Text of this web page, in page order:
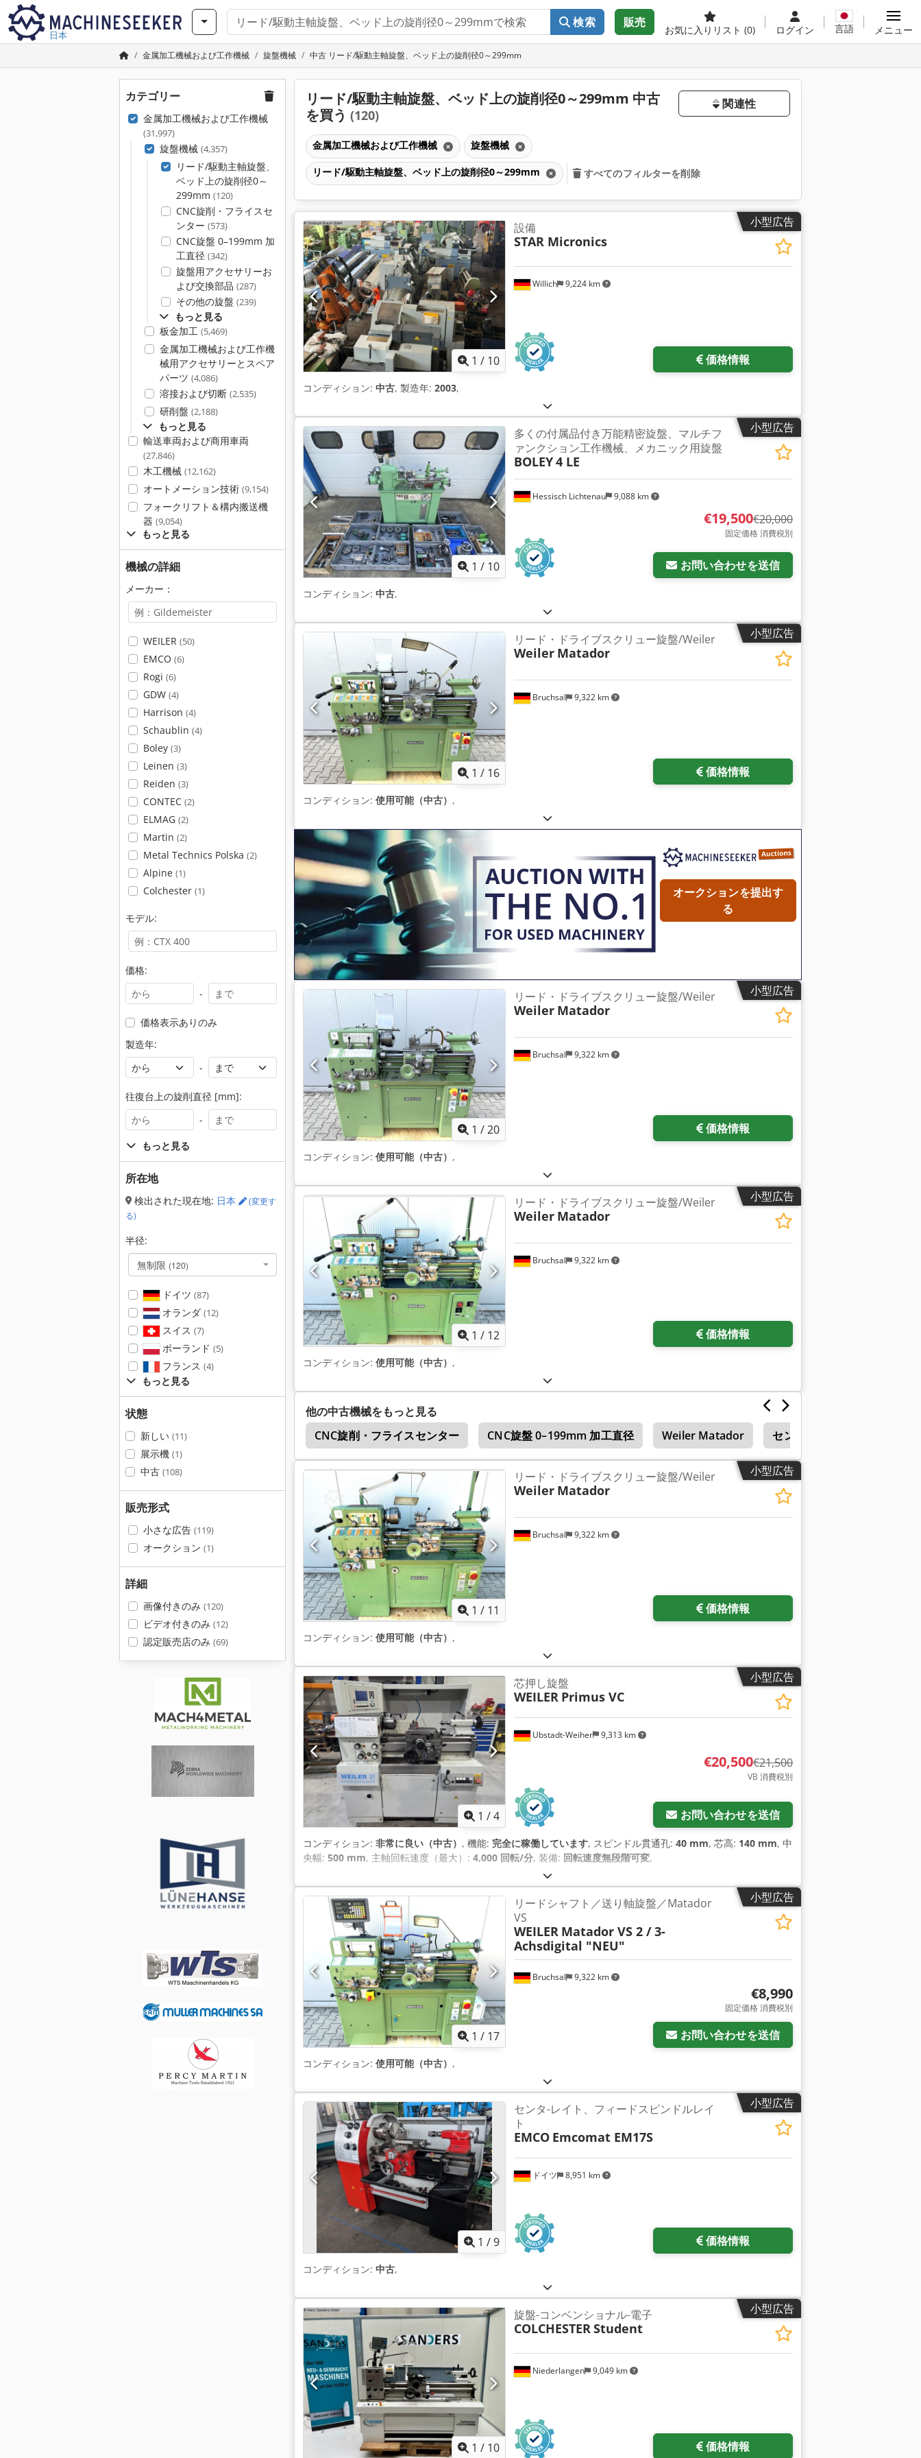
日本
検索 販売
お気に入りリスト (0) ログイン 言語 メニュー
金属加工機械および工作機械 旋盤機械 中古 リード/駆動主軸旋盤、ベッド上の旋削径0～299mm
カテゴリー
金属加工機械および工作機械
(31,997)
旋盤機械 (4,357)
リード/駆動主軸旋盤、
ベッド上の旋削径0～
299mm (120)
CNC旋削・フライスセ
ンター (573)
CNC旋盤 0–199mm 加
工直径 (342)
旋盤用アクセサリーお
よび交換部品 (287)
その他の旋盤 (239)
もっと見る
板金加工 (5,469)
金属加工機械および工作機
械用アクセサリーとスペア
パーツ (4,086)
溶接および切断 (2,535)
研削盤 (2,188)
もっと見る
輸送車両および商用車両
(27,846)
木工機械 (12,162)
オートメーション技術 (9,154)
フォークリフト＆構内搬送機
器 (9,054)
もっと見る
機械の詳細
メーカー：
WEILER (50)
EMCO (6)
Rogi (6)
GDW (4)
Harrison (4)
Schaublin (4)
Boley (3)
Leinen (3)
Reiden (3)
CONTEC (2)
ELMAG (2)
Martin (2)
Metal Technics Polska (2)
Alpine (1)
Colchester (1)
モデル:
価格:
-
価格表示ありのみ
製造年:
-
往復台上の旋削直径 [mm]:
-
もっと見る
所在地
検出された現在地: 日本
(変更す
る)
半径:
無制限 (120)
ドイツ (87)
オランダ (12)
スイス (7)
ポーランド (5)
フランス (4)
もっと見る
状態
新しい (11)
展示機 (1)
中古 (108)
販売形式
小さな広告 (119)
オークション (1)
詳細
画像付きのみ (120)
ビデオ付きのみ (12)
認定販売店のみ (69)
リード/駆動主軸旋盤、ベッド上の旋削径0～299mm 中古
を買う (120)
関連性
金属加工機械および工作機械 旋盤機械
リード/駆動主軸旋盤、ベッド上の旋削径0～299mm すべてのフィルターを削除
小型広告
1 / 10
Willich 9,224 km
設備
STAR Micronics
価格情報
コンディション: 中古, 製造年: 2003,
小型広告
1 / 10
Hessisch Lichtenau 9,088 km
多くの付属品付き万能精密旋盤、マルチフ
ァンクション工作機械、メカニック用旋盤
BOLEY4 LE
€19,500€20,000
固定価格 消費税別
お問い合わせを送信
コンディション: 中古,
小型広告
1 / 16
Bruchsal 9,322 km
リード・ドライブスクリュー旋盤/Weiler
Weiler Matador
価格情報
コンディション: 使用可能（中古） ,
オークションを提出す
る
小型広告
1 /20
Bruchsal 9,322 km
リード・ドライブスクリュー旋盤/Weiler
Weiler Matador
価格情報
コンディション: 使用可能（中古） ,
小型広告
1 / 12
Bruchsal 9,322 km
リード・ドライブスクリュー旋盤/Weiler
Weiler Matador
価格情報
コンディション: 使用可能（中古） ,
他の中古機械をもっと見る
CNC旋削・フライスセンター
CNC旋盤 0–199mm 加工直径 Weiler Matador センター旋盤
Emco Star Harrison
小型広告
1 / 11
Bruchsal 9,322 km
リード・ドライブスクリュー旋盤/Weiler
Weiler Matador
価格情報
コンディション: 使用可能（中古） ,
小型広告
1 /4
Ubstadt-Weiher 9,313 km
芯押し旋盤
WEILER Primus VC
€20,500€21,500
VB 消費税別
お問い合わせを送信
コンディション: 非常に良い（中古） , 機能: 完全に稼働しています, スピンドル貫通孔: 40 mm, 芯高: 140 mm, 中
央幅: 500 mm, 主軸回転速度（最大）: 4,000 回転/分, 装備: 回転速度無段階可変,
小型広告
1 / 17
Bruchsal 9,322 km
リードシャフト／送り軸旋盤／Matador
VS
WEILER Matador VS 2 / 3-
Achsdigital "NEU"
€8,990
固定価格 消費税別
お問い合わせを送信
コンディション: 使用可能（中古） ,
小型広告
1 /9
ドイツ 8,951 km
センタ-レイト、フィードスピンドルレイ
ト
EMCO Emcomat EM17S
価格情報
コンディション: 中古,
小型広告
1 / 10
Niederlangen 9,049 km
旋盤-コンベンショナル-電子
COLCHESTERStudent
価格情報